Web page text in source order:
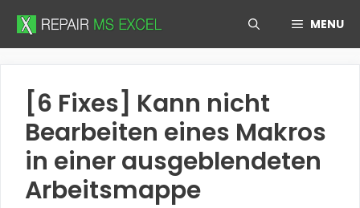
Skip
MENU
[6 Fixes] Kann nicht
Bearbeiten eines Makros
in einer ausgeblendeten
Arbeitsmappe